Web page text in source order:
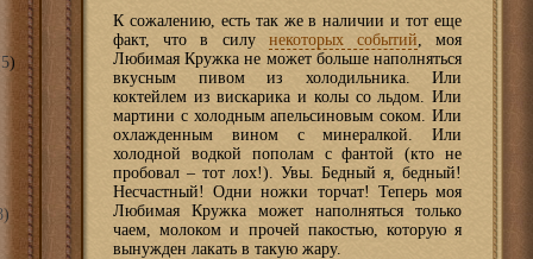
К сожалению, есть так же в наличии и тот еще
факт, что в силу некоторых событий, моя
Любимая Кружка не может больше наполняться
вкусным пивом из холодильника. Или
коктейлем из вискарика и колы со льдом. Или
мартини с холодным апельсиновым соком. Или
охлажденным вином с минералкой. Или
холодной водкой пополам с фантой (кто не
пробовал – тот лох!). Увы. Бедный я, бедный!
Несчастный! Одни ножки торчат! Теперь моя
Любимая Кружка может наполняться только
чаем, молоком и прочей пакостью, которую я
вынужден лакать в такую жару.